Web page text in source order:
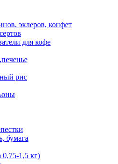
эклеров, конфет
для кофе
рис
бумага
1,5 кг)